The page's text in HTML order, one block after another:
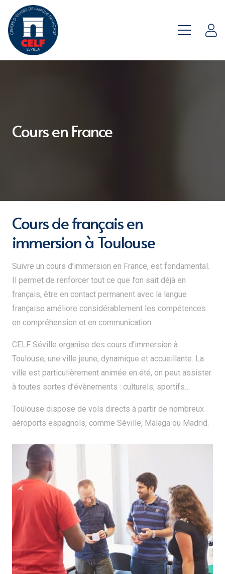
Cours en France
Cours de français en
immersion à Toulouse
Suivre un cours d’immersion en France, est fondamental.
Il permet de renforcer tout ce que l’on sait déjà en
français, être en contact permanent avec la langue
française améliore considérablement les compétences
en compréhension et en communication.
CELF Séville organise des cours d’immersion à
Toulouse, une ville jeune, dynamique et accueillante. La
ville est particulièrement animée en été, on peut assister
à toutes sortes d’évènements : culturels, sportifs…
Toulouse dispose de vols directs à partir de nombreux
aéroports espagnols, comme Séville, Malaga ou Madrid.